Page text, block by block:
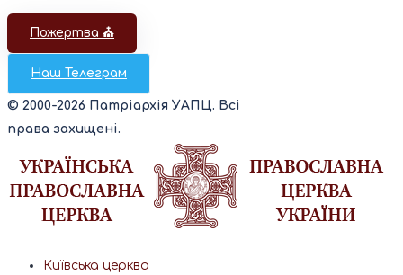
Пожертва ⛪️
Наш Телеграм
© 2000-2026 Патріархія УАПЦ. Всі
права захищені.
Київська церква